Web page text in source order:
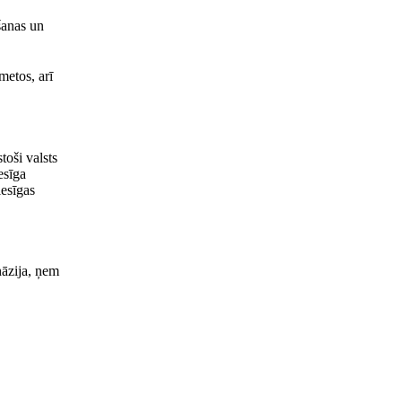
un
arī
valsts
ņem